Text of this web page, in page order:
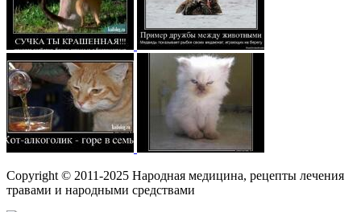
Copyright © 2011-2025 Народная медицина, рецепты лечения
травами и народными средствами